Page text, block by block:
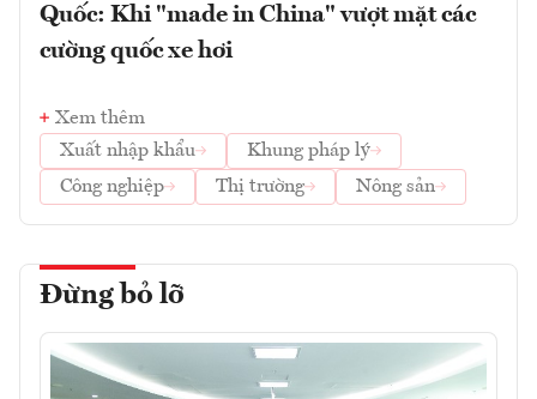
Quốc: Khi "made in China" vượt mặt các
cường quốc xe hơi
Xem thêm
Xuất nhập khẩu
Khung pháp lý
Công nghiệp
Thị trường Nông sản
Đừng bỏ lỡ